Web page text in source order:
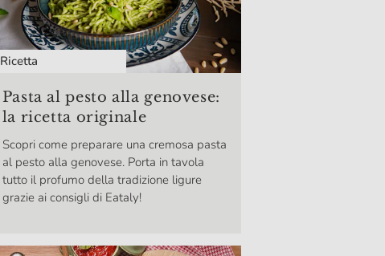
Ricetta
Pasta al pesto alla genovese:
la ricetta originale
Scopri come preparare una cremosa pasta
al pesto alla genovese. Porta in tavola
tutto il profumo della tradizione ligure
grazie ai consigli di Eataly!